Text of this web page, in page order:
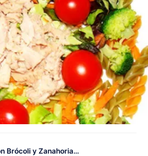
Brócoli y Zanahoria...